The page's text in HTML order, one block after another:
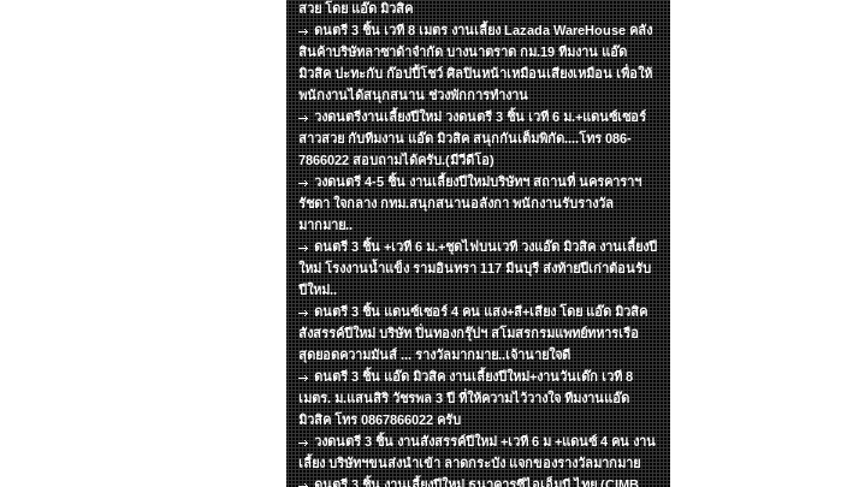
สวย โดย แอ๊ด มิวสิค
ดนตรี 3 ชิ้น เวที 8 เมตร งานเลี้ยง Lazada WareHouse คลัง
สินค้าบริษัทลาซาด้าจำกัด บางนาตราด กม.19 ทีมงาน แอ๊ด
มิวสิค ปะทะกับ ก๊อปปี้โชว์ ศิลปินหน้าเหมือนเสียงเหมือน เพื่อให้
พนักงานได้สนุกสนาน ช่วงพักการทำงาน
วงดนตรีงานเลี้ยงปีใหม่ วงดนตรี 3 ชิ้น เวที 6 ม.+แดนซ์เซอร์
สาวสวย กับทีมงาน แอ๊ด มิวสิค สนุกกันเต็มพิกัด....โทร 086-
7866022 สอบถามได้ครับ.(มีวีดีโอ)
วงดนตรี 4-5 ชิ้น งานเลี้ยงปีใหม่บริษัทฯ สถานที่ นครคาราฯ
รัชดา ใจกลาง กทม.สนุกสนานอลังกา พนักงานรับรางวัล
มากมาย..
ดนตรี 3 ชิ้น +เวที 6 ม.+ชุดไฟบนเวที วงแอ๊ด มิวสิค งานเลี้ยงปี
ใหม่ โรงงานน้ำแข็ง รามอินทรา 117 มีนบุรี ส่งท้ายปีเก่าต้อนรับ
ปีใหม่..
ดนตรี 3 ชิ้น แดนซ์เซอร์ 4 คน แสง+สี+เสียง โดย แอ๊ด มิวสิค
สังสรรค์ปีใหม่ บริษัท ปิ่นทองกรุ๊ปฯ สโมสรกรมแพทย์ทหารเรือ
สุดยอดความมันส์ ... รางวัลมากมาย..เจ้านายใจดี
ดนตรี 3 ชิ้น แอ๊ด มิวสิค งานเลี้ยงปีใหม่+งานวันเด๊ก เวที 8
เมตร. ม.แสนสิริ วัชรพล 3 ปี ที่ให้ความไว้วางใจ ทีมงานแอ๊ด
มิวสิค โทร 0867866022 ครับ
วงดนตรี 3 ชิ้น งานสังสรรค์ปีใหม่ +เวที 6 ม +แดนซ์ 4 คน งาน
เลี้ยง บริษัทฯขนส่งนำเข้า ลาดกระบัง แจกของรางวัลมากมาย